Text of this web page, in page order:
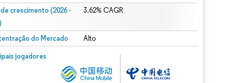
de crescimento (2026 -
3.62% CAGR
do Mercado Alto
jogadores
© Mordor Intelligence. O reuso requer atribuição conforme CC BY 4.0.